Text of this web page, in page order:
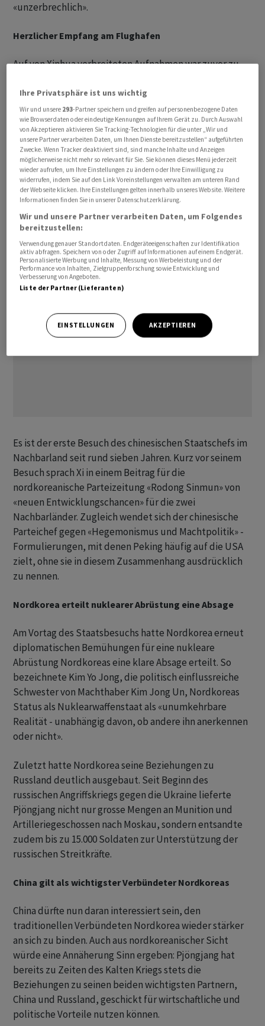
«unzerbrechlich».
Herzlicher Empfang am Flughafen
Auf von Xinhua verbreiteten Aufnahmen war zuvor zu
in Pjöngjang ankam. Kim und dessen Frau Ri Sol Ju
empfingen Xi und seine Frau Peng Liyuan, wie Xinhua
weiter berichtete. Nachdem der chinesische Präsident
die Treppe vom Flugzeug hinuntergegangen sei, habe
Kim ihm herzlich die Hand geschüttelt, gefolgt von
einer grossen Willkommenszeremonie auf dem Kim-Il-
sung-Platz, der Tausende Personen beiwohnten -
darunter auch Dutzende Kinder, die den Staatschefs
zujubelten. Begleitet von einer Motorradeskorte fuhr
der chinesische Autokonvoi zudem durch den
Triumphbogen der Hauptstadt.
Es ist der erste Besuch des chinesischen Staatschefs im
Nachbarland seit rund sieben Jahren. Kurz vor seinem
Besuch sprach Xi in einem Beitrag für die
nordkoreanische Parteizeitung «Rodong Sinmun» von
«neuen Entwicklungschancen» für die zwei
Nachbarländer. Zugleich wendet sich der chinesische
Parteichef gegen «Hegemonismus und Machtpolitik» -
Formulierungen, mit denen Peking häufig auf die USA
zielt, ohne sie in diesem Zusammenhang ausdrücklich
zu nennen.
Nordkorea erteilt nuklearer Abrüstung eine Absage
Am Vortag des Staatsbesuchs hatte Nordkorea erneut
diplomatischen Bemühungen für eine nukleare
Abrüstung Nordkoreas eine klare Absage erteilt. So
bezeichnete Kim Yo Jong, die politisch einflussreiche
Schwester von Machthaber Kim Jong Un, Nordkoreas
Status als Nuklearwaffenstaat als «unumkehrbare
Realität - unabhängig davon, ob andere ihn anerkennen
oder nicht».
Zuletzt hatte Nordkorea seine Beziehungen zu
Russland deutlich ausgebaut. Seit Beginn des
russischen Angriffskriegs gegen die Ukraine lieferte
Pjöngjang nicht nur grosse Mengen an Munition und
Artilleriegeschossen nach Moskau, sondern entsandte
zudem bis zu 15.000 Soldaten zur Unterstützung der
russischen Streitkräfte.
China gilt als wichtigster Verbündeter Nordkoreas
China dürfte nun daran interessiert sein, den
traditionellen Verbündeten Nordkorea wieder stärker
an sich zu binden. Auch aus nordkoreanischer Sicht
würde eine Annäherung Sinn ergeben: Pjöngjang hat
bereits zu Zeiten des Kalten Kriegs stets die
Beziehungen zu seinen beiden wichtigsten Partnern,
China und Russland, geschickt für wirtschaftliche und
politische Vorteile nutzen können.
Ihre Privatsphäre ist uns wichtig
Wir und unsere 293-Partner speichern und greifen auf personenbezogene Daten
wie Browserdaten oder eindeutige Kennungen auf Ihrem Gerät zu. Durch Auswahl
von Akzeptieren aktivieren Sie Tracking-Technologien für die unter „Wir und
unsere Partner verarbeiten Daten, um Ihnen Dienste bereitzustellen“ aufgeführten
Zwecke. Wenn Tracker deaktiviert sind, sind manche Inhalte und Anzeigen
möglicherweise nicht mehr so relevant für Sie. Sie können dieses Menü jederzeit
wieder aufrufen, um Ihre Einstellungen zu ändern oder Ihre Einwilligung zu
widerrufen, indem Sie auf den Link Voreinstellungen verwalten am unteren Rand
der Webseite klicken. Ihre Einstellungen gelten innerhalb unseres Website. Weitere
Informationen finden Sie in unserer Datenschutzerklärung.
Wir und unsere Partner verarbeiten Daten, um Folgendes
bereitzustellen:
Verwendung genauer Standortdaten. Endgeräteeigenschaften zur Identifikation
aktiv abfragen. Speichern von oder Zugriff auf Informationen auf einem Endgerät.
Personalisierte Werbung und Inhalte, Messung von Werbeleistung und der
Performance von Inhalten, Zielgruppenforschung sowie Entwicklung und
Verbesserung von Angeboten.
Liste der Partner (Lieferanten)
EINSTELLUNGEN AKZEPTIEREN